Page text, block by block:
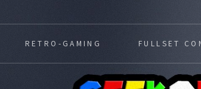
RETRO-GAMING FULLSET